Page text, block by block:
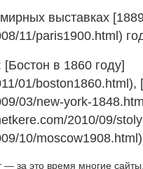
выставках
11/paris1900.html)
в 1860 году]
01/
03/new-york-
2010/09/
10/
— за это время многие